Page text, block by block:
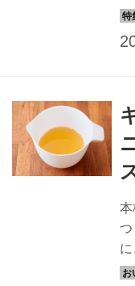
の
本
つ
「